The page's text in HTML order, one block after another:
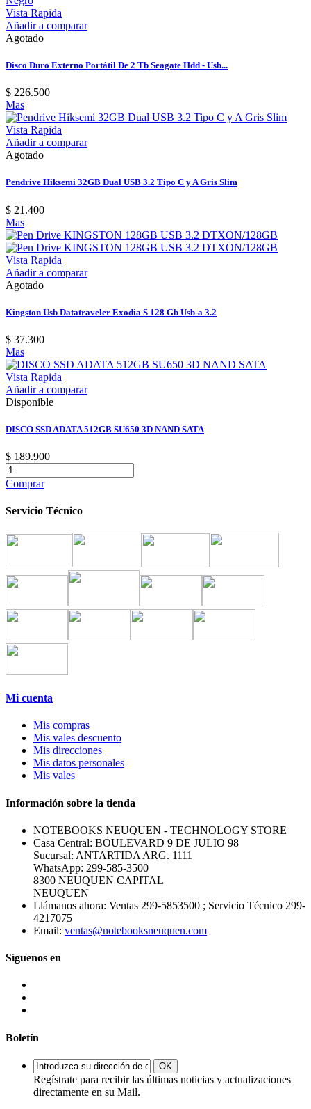
Vista Rapida
Añadir a comparar
Agotado
Disco Duro Externo Portátil De 2 Tb Seagate Hdd - Usb...
$ 226.500
Mas
Vista Rapida
Añadir a comparar
Agotado
Pendrive Hiksemi 32GB Dual USB 3.2 Tipo C y A Gris Slim
$ 21.400
Mas
Vista Rapida
Añadir a comparar
Agotado
Kingston Usb Datatraveler Exodia S 128 Gb Usb-a 3.2
$ 37.300
Mas
Vista Rapida
Añadir a comparar
Disponible
DISCO SSD ADATA 512GB SU650 3D NAND SATA
$ 189.900
Comprar
Servicio Técnico
Mi cuenta
Mis compras
Mis vales descuento
Mis direcciones
Mis datos personales
Mis vales
Información sobre la tienda
NOTEBOOKS NEUQUEN - TECHNOLOGY STORE
Casa Central: BOULEVARD 9 DE JULIO 98
Sucursal: ANTARTIDA ARG. 1111
WhatsApp: 299-585-3500
8300 NEUQUEN CAPITAL
NEUQUEN
Llámanos ahora: Ventas 299-5853500 ; Servicio Técnico 299-
4217075
Email: ventas@notebooksneuquen.com
Síguenos en
Boletín
OK
Regístrate para recibir las últimas noticias y actualizaciones
directamente en su Mail.